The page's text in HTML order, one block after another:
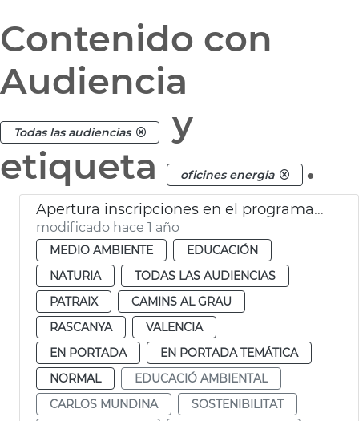
Contenido con
Audiencia
Todas las audiencias
y
etiqueta
oficines energia .
Apertura inscripciones en el programa Estiu DiverActiu 2025
modificado hace 1 año
MEDIO AMBIENTE
EDUCACIÓN
NATURIA
TODAS LAS AUDIENCIAS
PATRAIX
CAMINS AL GRAU
RASCANYA
VALENCIA
EN PORTADA
EN PORTADA TEMÁTICA
NORMAL
EDUCACIÓ AMBIENTAL
CARLOS MUNDINA
SOSTENIBILITAT